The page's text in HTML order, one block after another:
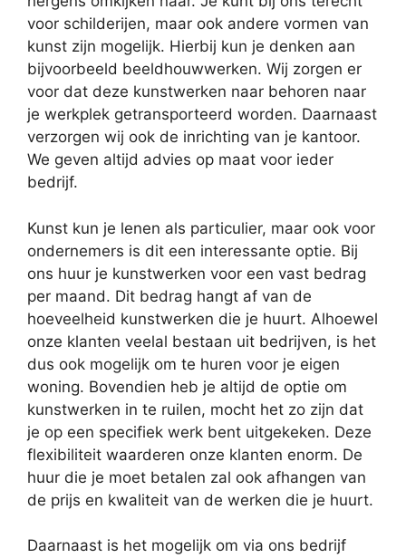
voor schilderijen, maar ook andere vormen van
kunst zijn mogelijk. Hierbij kun je denken aan
bijvoorbeeld beeldhouwwerken. Wij zorgen er
voor dat deze kunstwerken naar behoren naar
je werkplek getransporteerd worden. Daarnaast
verzorgen wij ook de inrichting van je kantoor.
We geven altijd advies op maat voor ieder
bedrijf.
Kunst kun je lenen als particulier, maar ook voor
ondernemers is dit een interessante optie. Bij
ons huur je kunstwerken voor een vast bedrag
per maand. Dit bedrag hangt af van de
hoeveelheid kunstwerken die je huurt. Alhoewel
onze klanten veelal bestaan uit bedrijven, is het
dus ook mogelijk om te huren voor je eigen
woning. Bovendien heb je altijd de optie om
kunstwerken in te ruilen, mocht het zo zijn dat
je op een specifiek werk bent uitgekeken. Deze
flexibiliteit waarderen onze klanten enorm. De
huur die je moet betalen zal ook afhangen van
de prijs en kwaliteit van de werken die je huurt.
Daarnaast is het mogelijk om via ons bedrijf